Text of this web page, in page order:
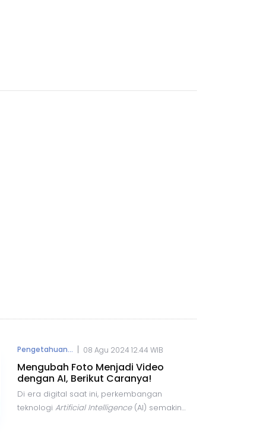
Pengetahuan... 08 Agu 2024 12.44 WIB
Mengubah Foto Menjadi Video
dengan AI, Berikut Caranya!
Di era digital saat ini, perkembangan
teknologi Artificial Intelligence(AI) semakin